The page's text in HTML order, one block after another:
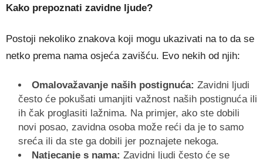
Kako prepoznati zavidne ljude?
Postoji nekoliko znakova koji mogu ukazivati na to da se
netko prema nama osjeća zavišću. Evo nekih od njih:
Omalovažavanje naših postignuća: Zavidni ljudi
često će pokušati umanjiti važnost naših postignuća ili
ih čak proglasiti lažnima. Na primjer, ako ste dobili
novi posao, zavidna osoba može reći da je to samo
sreća ili da ste ga dobili jer poznajete nekoga.
Natjecanje s nama: Zavidni ljudi često će se